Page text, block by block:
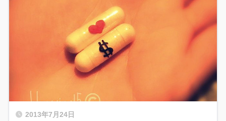
2013年7月24日